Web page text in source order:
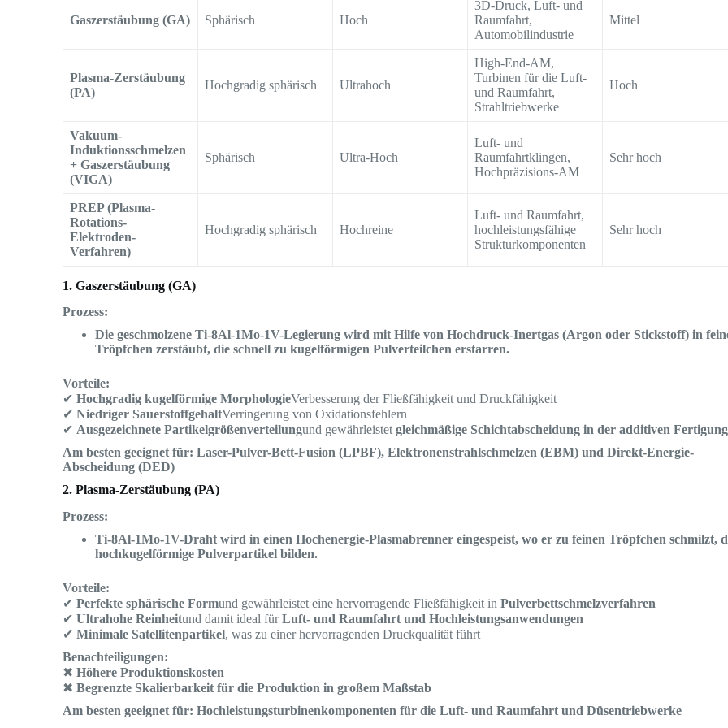
Gaszerstäubung (GA) Sphärisch Hoch
3D-Druck, Luft- und
Raumfahrt,
Automobilindustrie
Mittel
Plasma-Zerstäubung
(PA)
Hochgradig sphärisch Ultrahoch
High-End-AM,
Turbinen für die Luft-
und Raumfahrt,
Strahltriebwerke
Hoch
Vakuum-
Induktionsschmelzen
+ Gaszerstäubung
(VIGA)
Sphärisch Ultra-Hoch
Luft- und
Raumfahrtklingen,
Hochpräzisions-AM
Sehr hoch
PREP (Plasma-
Rotations-
Elektroden-
Verfahren)
Hochgradig sphärisch Hochreine
Luft- und Raumfahrt,
hochleistungsfähige
Strukturkomponenten
Sehr hoch
1. Gaszerstäubung (GA)
Prozess:
Die geschmolzene Ti-8Al-1Mo-1V-Legierung wird mit Hilfe von Hochdruck-Inertgas (Argon oder Stickstoff) in
Tröpfchen zerstäubt, die schnell zu kugelförmigen Pulverteilchen erstarren.
Vorteile:
✔Hochgradig kugelförmige MorphologieVerbesserung der Fließfähigkeit und Druckfähigkeit
✔Niedriger SauerstoffgehaltVerringerung von Oxidationsfehlern
✔ Ausgezeichnete Partikelgrößenverteilungund gewährleistetgleichmäßige Schichtabscheidung in der additiven Fertigung
Am besten geeignet für: Laser-Pulver-Bett-Fusion (LPBF), Elektronenstrahlschmelzen (EBM) und Direkt-Energie-
Abscheidung (DED)
2. Plasma-Zerstäubung (PA)
Prozess:
Ti-8Al-1Mo-1V-Draht wird in einen Hochenergie-Plasmabrenner eingespeist, wo er zu feinen Tröpfchen schmilzt,
hochkugelförmige Pulverpartikel bilden.
Vorteile:
✔Perfekte sphärische Formund gewährleistet eine hervorragende Fließfähigkeit inPulverbettschmelzverfahren
✔Ultrahohe Reinheitund damit ideal fürLuft- und Raumfahrt und Hochleistungsanwendungen
✔Minimale Satellitenpartikel, was zu einer hervorragenden Druckqualität führt
Benachteiligungen:
✖Höhere Produktionskosten
✖Begrenzte Skalierbarkeit für die Produktion in großem Maßstab
Am besten geeignet für: Hochleistungsturbinenkomponenten für die Luft- und Raumfahrt und Düsentriebwerke